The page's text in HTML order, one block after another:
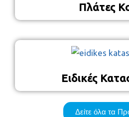
Πλάτες
Ειδικές
Δείτε όλα τα